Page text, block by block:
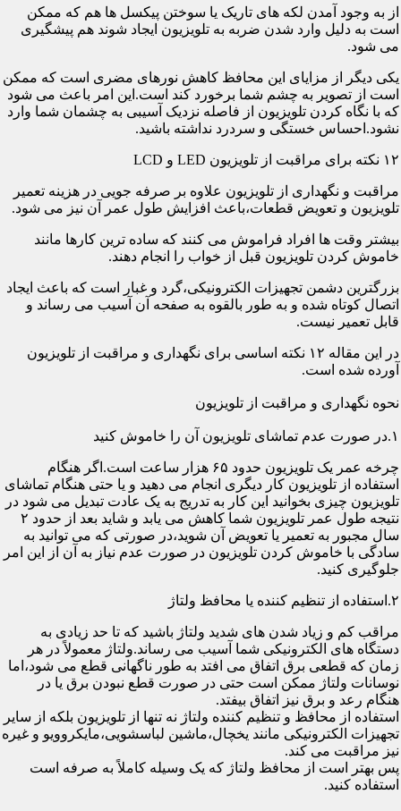
از به وجود آمدن لکه های تاریک یا سوختن پیکسل ها هم که ممکن
است به دلیل وارد شدن ضربه به تلویزیون ایجاد شوند هم پیشگیری
می شود.
یکی دیگر از مزایای این محافظ کاهش نورهای مضری است که ممکن
است از تصویر به چشم شما برخورد کند است.این امر باعث می شود
که با نگاه کردن تلویزیون از فاصله نزدیک آسیبی به چشمان شما وارد
نشود.احساس خستگی و سردرد نداشته باشید.
۱۲ نکته برای مراقبت از تلویزیون LED و LCD
مراقبت و نگهداری از تلویزیون علاوه بر صرفه جویی در هزینه تعمیر
تلویزیون و تعویض قطعات،باعث افزایش طول عمر آن نیز می شود.
بیشتر وقت ها افراد فراموش می کنند که ساده ترین کارها مانند
خاموش کردن تلویزیون قبل از خواب را انجام دهند.
بزرگترین دشمن تجهیزات الکترونیکی،گرد و غبار است که باعث ایجاد
اتصال کوتاه شده و به طور بالقوه به صفحه آن آسیب می رساند و
قابل تعمیر نیست.
در این مقاله ۱۲ نکته اساسی برای نگهداری و مراقبت از تلویزیون
آورده شده است.
نحوه نگهداری و مراقبت از تلویزیون
۱.در صورت عدم تماشای تلویزیون آن را خاموش کنید
چرخه عمر یک تلویزیون حدود ۶۵ هزار ساعت است.اگر هنگام
استفاده از تلویزیون کار دیگری انجام می دهید و یا حتی هنگام تماشای
تلویزیون چیزی بخوانید این کار به تدریج به یک عادت تبدیل می شود در
نتیجه طول عمر تلویزیون شما کاهش می یابد و شاید بعد از حدود ۲
سال مجبور به تعمیر یا تعویض آن شوید،در صورتی که می توانید به
سادگی با خاموش کردن تلویزیون در صورت عدم نیاز به آن از این امر
جلوگیری کنید.
۲.استفاده از تنظیم کننده یا محافظ ولتاژ
مراقب کم و زیاد شدن های شدید ولتاژ باشید که تا حد زیادی به
دستگاه های الکترونیکی شما آسیب می رساند.ولتاژ معمولاً در هر
زمان که قطعی برق اتفاق می افتد به طور ناگهانی قطع می شود،اما
نوسانات ولتاژ ممکن است حتی در صورت قطع نبودن برق یا در
هنگام رعد و برق نیز اتفاق بیفتد.
استفاده از محافظ و تنظیم کننده ولتاژ نه تنها از تلویزیون بلکه از سایر
تجهیزات الکترونیکی مانند یخچال،ماشین لباسشویی،مایکروویو و غیره
نیز مراقبت می کند.
پس بهتر است از محافظ ولتاژ که یک وسیله کاملاً به صرفه است
استفاده کنید.